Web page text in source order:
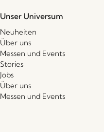
Unser Universum
Neuheiten
Über uns
Messen und Events
Stories
Jobs
Über uns
Messen und Events